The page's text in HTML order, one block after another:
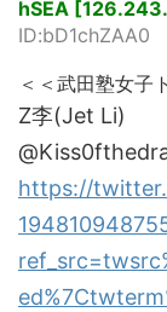
hSEA
ID:bD1chZAA0
＜＜武田塾女子
Z李(Jet Li)
https://